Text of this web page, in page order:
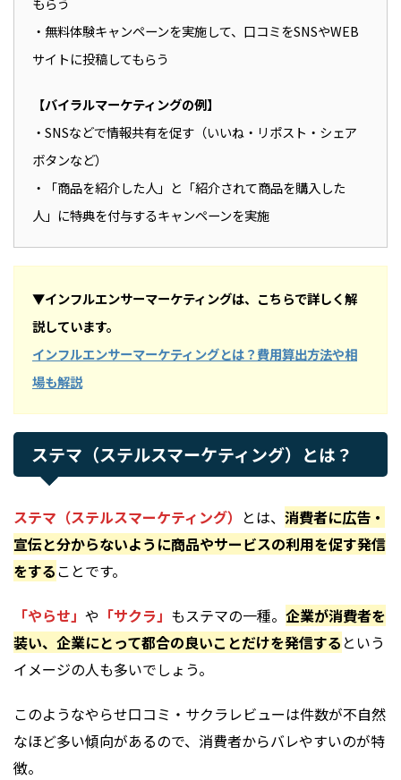
・無料体験キャンペーンを実施して、口コミをSNSやWEB
サイトに投稿してもらう
【バイラルマーケティングの例】
・SNSなどで情報共有を促す（いいね・リポスト・シェア
ボタンなど）
・「商品を紹介した人」と「紹介されて商品を購入した
人」に特典を付与するキャンペーンを実施
▼インフルエンサーマーケティングは、こちらで詳しく解
説しています。
インフルエンサーマーケティングとは？費用算出方法や相
場も解説
ステマ（ステルスマーケティング）とは？
ステマ（ステルスマーケティング） とは、 消費者に広告・
宣伝と分からないように商品やサービスの利用を促す発信
をすることです。
「やらせ」 や 「サクラ」 もステマの一種。 企業が消費者を
装い、企業にとって都合の良いことだけを発信する という
イメージの人も多いでしょう。
このようなやらせ口コミ・サクラレビューは件数が不自然
なほど多い傾向があるので、消費者からバレやすいのが特
徴。